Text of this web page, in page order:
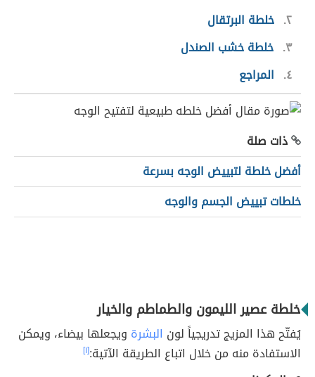
٢ خلطة البرتقال
٣ خلطة خشب الصندل
٤
المراجع
ذات صلة
أفضل خلطة لتبييض الوجه بسرعة
خلطات تبييض الجسم والوجه
خلطة عصير الليمون والطماطم والخيار
يُفتّح هذا المزيج تدريجياً لون البشرة ويجعلها بيضاء، ويمكن
الاستفادة منه من خلال اتباع الطريقة الآتية:[١]